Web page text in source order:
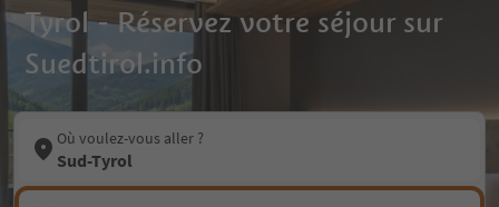
Tyrol - Réservez votre séjour sur
Suedtirol.info
Où voulez-vous aller ?
Sud-Tyrol